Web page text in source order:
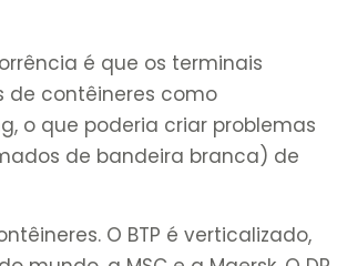
é que os terminais
de contêineres como
o que poderia criar problemas
de bandeira branca) de
O BTP é verticalizado,